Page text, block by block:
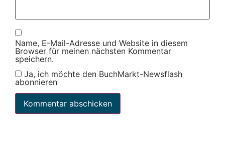
Name, E-Mail-Adresse und Website in diesem
Browser für meinen nächsten Kommentar
speichern.
Ja, ich möchte den BuchMarkt-Newsflash
abonnieren